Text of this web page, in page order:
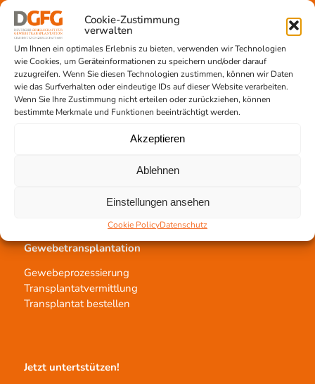
Cookie-Zustimmung
verwalten
Um Ihnen ein optimales Erlebnis zu bieten, verwenden wir Technologien
wie Cookies, um Geräteinformationen zu speichern und/oder darauf
zuzugreifen. Wenn Sie diesen Technologien zustimmen, können wir Daten
wie das Surfverhalten oder eindeutige IDs auf dieser Website verarbeiten.
Wenn Sie Ihre Zustimmung nicht erteilen oder zurückziehen, können
bestimmte Merkmale und Funktionen beeinträchtigt werden.
Akzeptieren
Ablehnen
Einstellungen ansehen
Cookie PolicyDatenschutz
Ablauf
Voraussetzungen
Informationsmaterial
Kontakt
Gewebetransplantation
Gewebeprozessierung
Transplantatvermittlung
Transplantat bestellen
Jetzt untertstützen!